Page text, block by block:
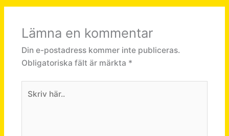
Lämna en kommentar
Din e-postadress kommer inte publiceras.
Obligatoriska fält är märkta *
här..